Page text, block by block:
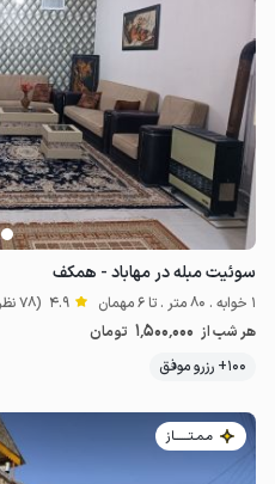
سوئیت مبله در مهاباد - همکف
1 خوابه . 80 متر . تا 6 مهمان 4.9 (78 نظر)
هر شب از 1٬500٬000 تومان
100+ رزرو موفق
مـمـتــــــاز